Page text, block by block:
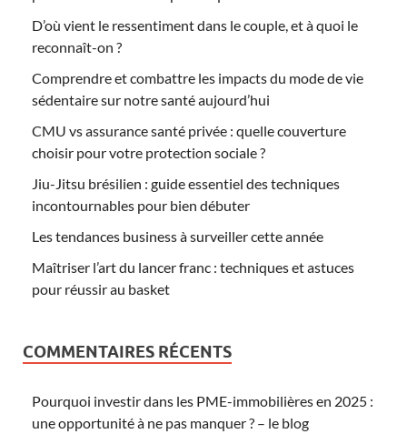
D’où vient le ressentiment dans le couple, et à quoi le
reconnaît-on ?
Comprendre et combattre les impacts du mode de vie
sédentaire sur notre santé aujourd’hui
CMU vs assurance santé privée : quelle couverture
choisir pour votre protection sociale ?
Jiu-Jitsu brésilien : guide essentiel des techniques
incontournables pour bien débuter
Les tendances business à surveiller cette année
Maîtriser l’art du lancer franc : techniques et astuces
pour réussir au basket
COMMENTAIRES RÉCENTS
Pourquoi investir dans les PME-immobilières en 2025 :
une opportunité à ne pas manquer ? – le blog